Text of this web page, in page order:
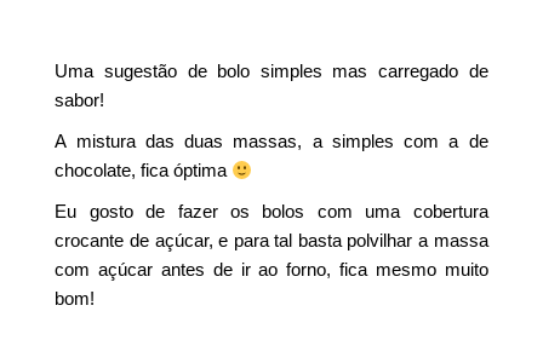
Uma sugestão de bolo simples mas carregado de
sabor!
A mistura das duas massas, a simples com a de
chocolate, fica óptima
Eu gosto de fazer os bolos com uma cobertura
crocante de açúcar, e para tal basta polvilhar a massa
com açúcar antes de ir ao forno, fica mesmo muito
bom!